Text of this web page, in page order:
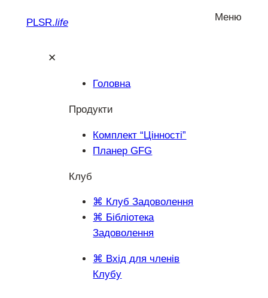
PLSR.life Меню
✕
Головна
Продукти
Комплект “Цінності”
Планер GFG
Клуб
⌘ Клуб Задоволення
⌘ Бібліотека
Задоволення
⌘ Вхід для членів
Клубу